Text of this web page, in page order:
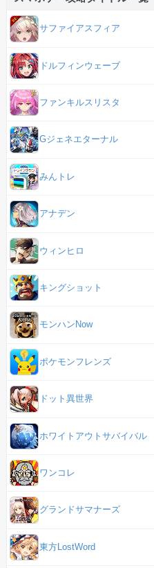
サファイアスフィア
ドルフィンウェーブ
ファンキルスリスタ
Gジェネエターナル
みんトレ
アナデン
ウィンヒロ
キングショット
モンハンNow
ポケモンフレンズ
ドット異世界
ホワイトアウトサバイバル
ワンコレ
グランドサマナーズ
東方LostWord